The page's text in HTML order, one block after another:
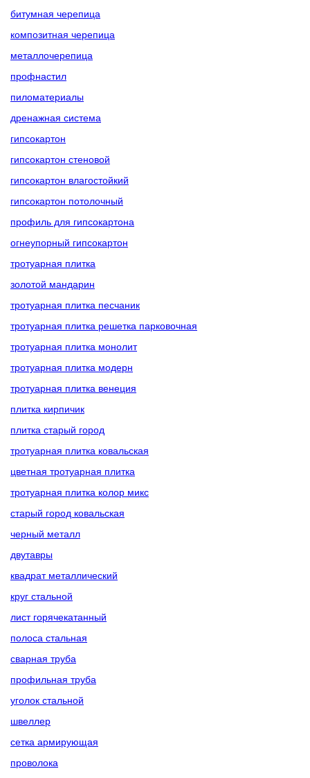
битумная черепица
композитная черепица
металлочерепица
профнастил
пиломатериалы
дренажная система
гипсокартон
гипсокартон стеновой
гипсокартон влагостойкий
гипсокартон потолочный
профиль для гипсокартона
огнеупорный гипсокартон
тротуарная плитка
золотой мандарин
тротуарная плитка песчаник
тротуарная плитка решетка парковочная
тротуарная плитка монолит
тротуарная плитка модерн
тротуарная плитка венеция
плитка кирпичик
плитка старый город
тротуарная плитка ковальская
цветная тротуарная плитка
тротуарная плитка колор микс
старый город ковальская
черный металл
двутавры
квадрат металлический
круг стальной
лист горячекатанный
полоса стальная
сварная труба
профильная труба
уголок стальной
швеллер
сетка армирующая
проволока